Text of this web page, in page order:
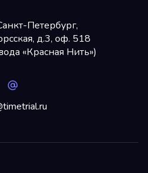
Петербург,
д.3, оф. 518
«Красная Нить»)